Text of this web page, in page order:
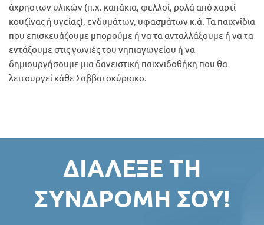
άχρηστων υλικών (π.χ. καπάκια, φελλοί, ρολά από χαρτί
κουζίνας ή υγείας), ενδυμάτων, υφασμάτων κ.ά. Τα παιχνίδια
που επισκευάζουμε μπορούμε ή να τα ανταλλάξουμε ή να τα
εντάξουμε στις γωνιές του νηπιαγωγείου ή να
δημιουργήσουμε μια δανειστική παιχνιδοθήκη που θα
λειτουργεί κάθε Σαββατοκύριακο.
ΔΙΆΛΕΞΕ ΤΗ
ΣΥΝΔΡΟΜΉ ΣΟΥ!